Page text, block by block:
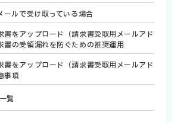
ールで受け取っている場合
書をアップロード（請求書受取用メールアド
書の受領漏れを防ぐための推奨運用
書をアップロード（請求書受取用メールアド
事項
覧